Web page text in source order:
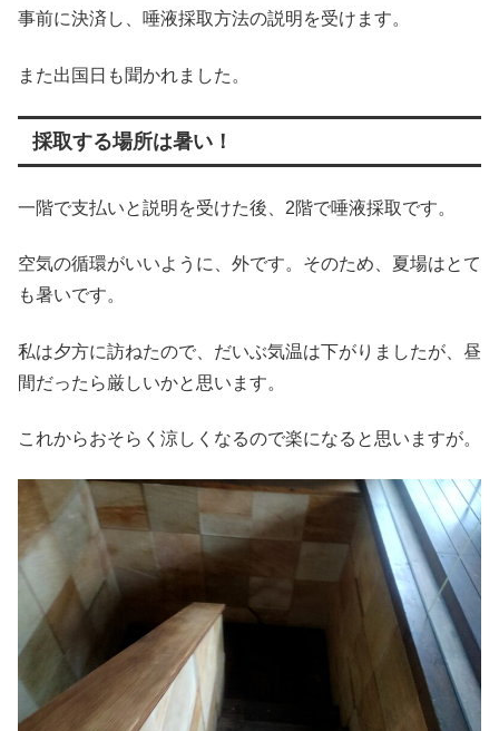
事前に決済し、唾液採取方法の説明を受けます。
また出国日も聞かれました。
採取する場所は暑い！
一階で支払いと説明を受けた後、2階で唾液採取です。
空気の循環がいいように、外です。そのため、夏場はとて
も暑いです。
私は夕方に訪ねたので、だいぶ気温は下がりましたが、昼
間だったら厳しいかと思います。
これからおそらく涼しくなるので楽になると思いますが。